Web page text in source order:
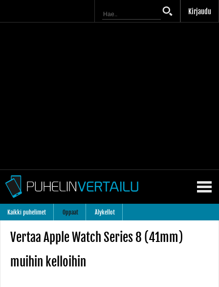
Kirjaudu
Kaikki puhelimet Oppaat Älykellot
Vertaa Apple Watch Series 8 (41mm)
muihin kelloihin